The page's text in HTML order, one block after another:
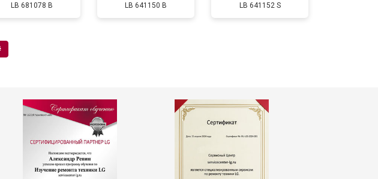
LB 681078 B LB 641150 B LB 641152 S